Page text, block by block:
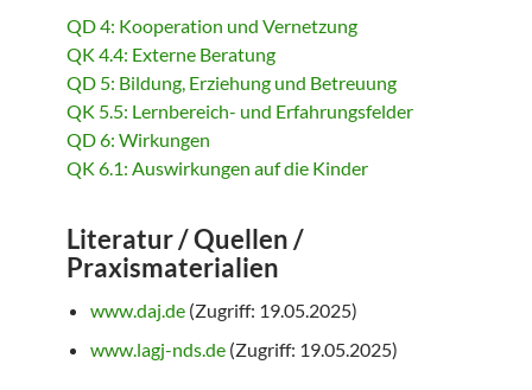
QD 4: Kooperation und Vernetzung
QK 4.4: Externe Beratung
QD 5: Bildung, Erziehung und Betreuung
QK 5.5: Lernbereich- und Erfahrungsfelder
QD 6: Wirkungen
QK 6.1: Auswirkungen auf die Kinder
Literatur / Quellen /
Praxismaterialien
www.daj.de (Zugriff: 19.05.2025)
www.lagj-nds.de (Zugriff: 19.05.2025)